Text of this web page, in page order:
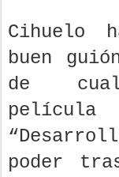
Cihuelo
buen
de
película
poder